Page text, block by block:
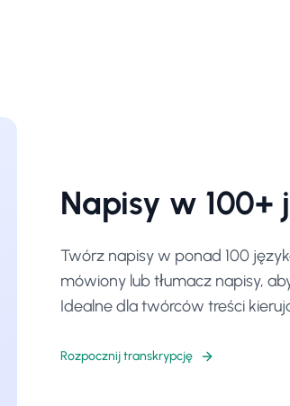
Napisy w 100+
Twórz napisy w ponad 100
mówiony lub tłumacz napisy,
Idealne dla twórców treści
Rozpocznij transkrypcję